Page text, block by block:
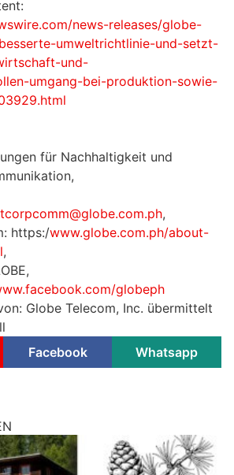
news-releases/globe-
umweltrichtlinie-und-setzt-
und-
umgang-bei-produktion-sowie-
für Nachhaltigkeit und
,
https:/www.globe.com.ph/about-
,
globeph
Globe Telecom, Inc. übermittelt
Facebook Whatsapp